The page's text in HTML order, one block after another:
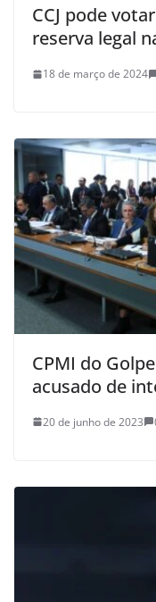
CCJ pode
reserva legal
18 de março de 2024
CPMI do
acusado de
20 de junho de 2023